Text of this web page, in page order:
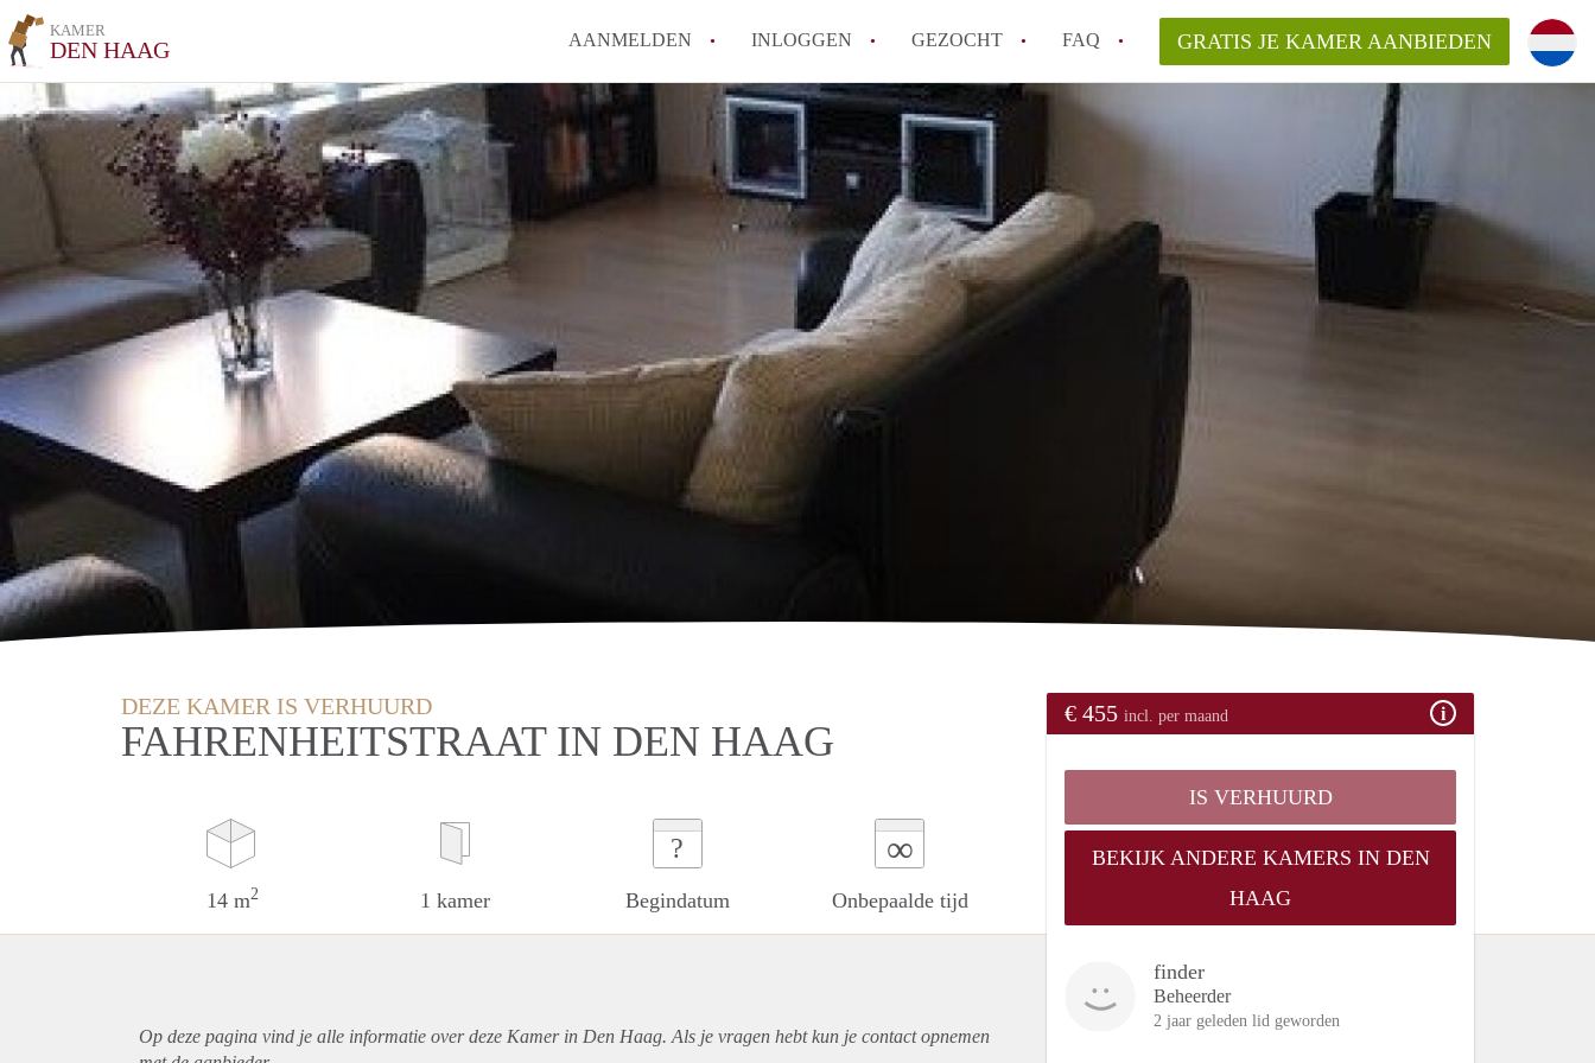
KAMER
DEN HAAG AANMELDEN INLOGGEN GEZOCHT FAQ
How to translate KamerDenHaag!
Wat is KamerDenHaag?
Hoeveel kost het om te reageren op een Kamer in Den Haag?
Wat is de privacyverklaring van KamerDenHaag?
Berekent KamerDenHaag makelaarsvergoeding/bemiddelingsvergoeding?
Alle veelgestelde vragen
GRATIS JE KAMER AANBIEDEN
DEZE KAMER IS VERHUURD
FAHRENHEITSTRAAT IN DEN HAAG
14 m2 1 kamer
?
Begindatum
∞
Onbepaalde tijd
€ 455 incl. per maand
IS VERHUURD
BEKIJK ANDERE KAMERS IN DEN
HAAG
finder
Beheerder
2 jaar geleden lid geworden
Op deze pagina vind je alle informatie over deze Kamer in Den Haag. Als je vragen hebt kun je contact opnemen